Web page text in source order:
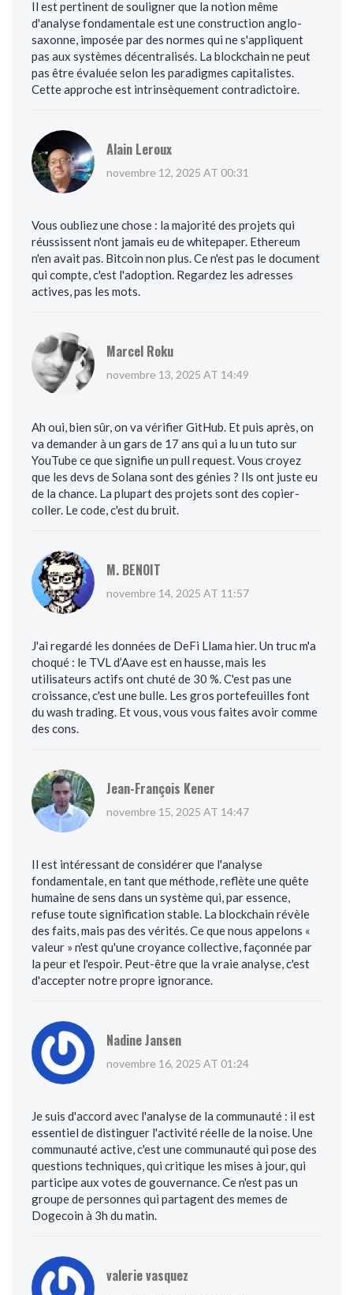
Il est pertinent de souligner que la notion même
d'analyse fondamentale est une construction anglo-
saxonne, imposée par des normes qui ne s'appliquent
pas aux systèmes décentralisés. La blockchain ne peut
pas être évaluée selon les paradigmes capitalistes.
Cette approche est intrinsèquement contradictoire.
Alain Leroux
novembre 12, 2025 AT 00:31
Vous oubliez une chose : la majorité des projets qui
réussissent n'ont jamais eu de whitepaper. Ethereum
n'en avait pas. Bitcoin non plus. Ce n'est pas le document
qui compte, c'est l'adoption. Regardez les adresses
actives, pas les mots.
Marcel Roku
novembre 13, 2025 AT 14:49
Ah oui, bien sûr, on va vérifier GitHub. Et puis après, on
va demander à un gars de 17 ans qui a lu un tuto sur
YouTube ce que signifie un pull request. Vous croyez
que les devs de Solana sont des génies ? Ils ont juste eu
de la chance. La plupart des projets sont des copier-
coller. Le code, c'est du bruit.
M. BENOIT
novembre 14, 2025 AT 11:57
J'ai regardé les données de DeFi Llama hier. Un truc m'a
choqué : le TVL d’Aave est en hausse, mais les
utilisateurs actifs ont chuté de 30 %. C'est pas une
croissance, c'est une bulle. Les gros portefeuilles font
du wash trading. Et vous, vous vous faites avoir comme
des cons.
Jean-François Kener
novembre 15, 2025 AT 14:47
Il est intéressant de considérer que l'analyse
fondamentale, en tant que méthode, reflète une quête
humaine de sens dans un système qui, par essence,
refuse toute signification stable. La blockchain révèle
des faits, mais pas des vérités. Ce que nous appelons «
valeur » n'est qu'une croyance collective, façonnée par
la peur et l'espoir. Peut-être que la vraie analyse, c'est
d'accepter notre propre ignorance.
Nadine Jansen
novembre 16, 2025 AT 01:24
Je suis d'accord avec l'analyse de la communauté : il est
essentiel de distinguer l'activité réelle de la noise. Une
communauté active, c'est une communauté qui pose des
questions techniques, qui critique les mises à jour, qui
participe aux votes de gouvernance. Ce n'est pas un
groupe de personnes qui partagent des memes de
Dogecoin à 3h du matin.
valerie vasquez